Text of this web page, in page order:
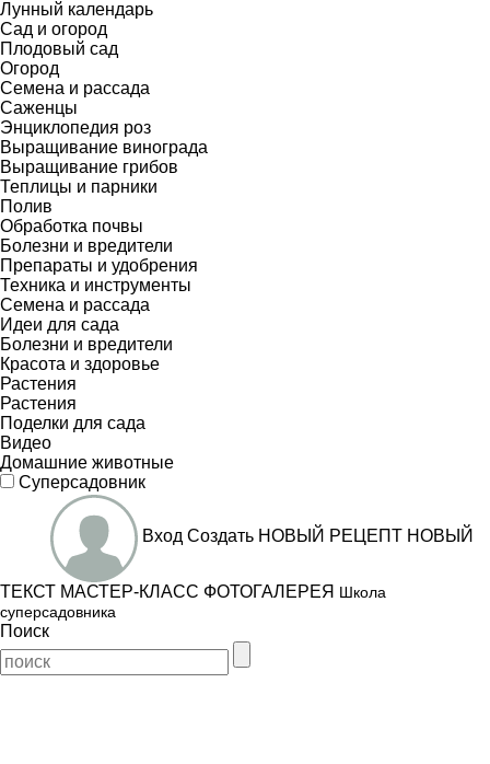
Лунный календарь
Сад и огород
Плодовый сад
Огород
Семена и рассада
Саженцы
Энциклопедия роз
Выращивание винограда
Выращивание грибов
Теплицы и парники
Полив
Обработка почвы
Болезни и вредители
Препараты и удобрения
Техника и инструменты
Семена и рассада
Идеи для сада
Болезни и вредители
Красота и здоровье
Растения
Растения
Поделки для сада
Видео
Домашние животные
Суперсадовник
Вход Создать НОВЫЙ РЕЦЕПТ НОВЫЙ
ТЕКСТ МАСТЕР-КЛАСС ФОТОГАЛЕРЕЯ Школа
суперсадовника
Поиск